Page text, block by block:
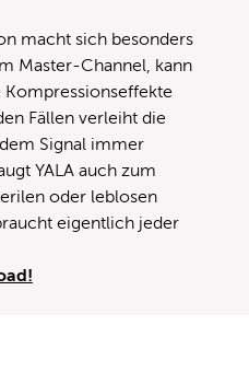
macht sich besonders
Master-Channel, kann
Kompressionseffekte
Fällen verleiht die
Signal immer
YALA auch zum
oder leblosen
eigentlich jeder